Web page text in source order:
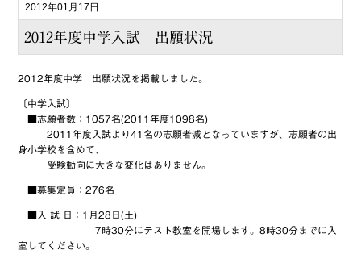
2012年01月17日
2012年度中学入試 出願状況
2012年度中学 出願状況を掲載しました。
〔中学入試〕
■志願者数：1057名(2011年度1098名)
2011年度入試より41名の志願者減となっていますが、志願者の出
身小学校を含めて、
受験動向に大きな変化はありません。
■募集定員：276名
■入 試 日：1月28日(土)
7時30分にテスト教室を開場します。8時30分までに入
室してください。